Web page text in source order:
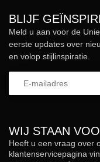
WIJ STAAN
Heeft u een vraag over
klantenservicepagina
BLIJF
Meld u aan voor de
eerste updates over
en volop stijlinspiratie.